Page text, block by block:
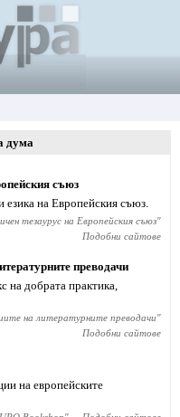
дума
съюз
на Европейския съюз.
тезаурус на Европейския съюз"
Подобни сайтове
преводачи
на добрата практика,
на литературните преводачи"
Подобни сайтове
на европейските